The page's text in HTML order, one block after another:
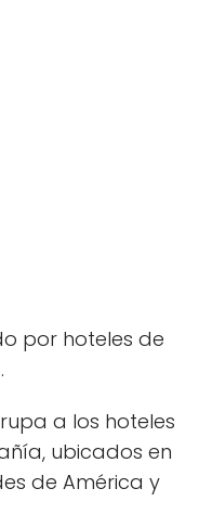
por hoteles de
a los hoteles
ubicados en
de América y